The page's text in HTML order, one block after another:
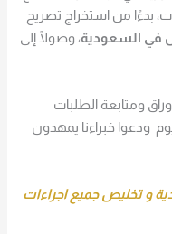
بدءًا من استخراج تصريح
في السعودية، وصولًا إلى
ومتابعة الطلبات
ودعوا خبراءنا يمهدون
و تخليص جميع اجراءات